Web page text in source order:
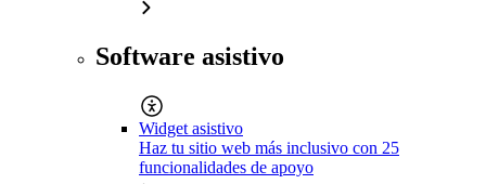
Software asistivo
Widget asistivo
Haz tu sitio web más inclusivo con 25
funcionalidades de apoyo